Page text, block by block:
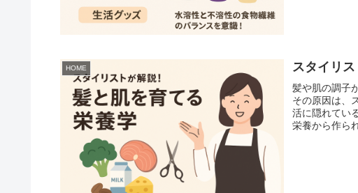
HOME スタイリ
髪や肌の調子
その原因は、
活に隠れてい
栄養から作ら